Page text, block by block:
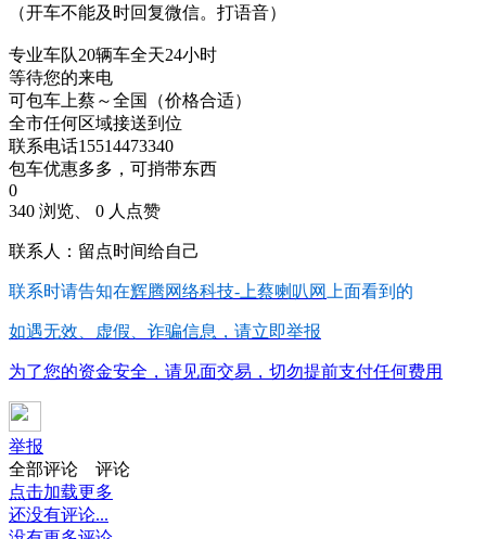
（开车不能及时回复微信。打语音）
专业车队20辆车全天24小时
等待您的来电
可包车上蔡～全国（价格合适）
全市任何区域接送到位
联系电话15514473340
包车优惠多多，可捎带东西
0
340 浏览、 0 人点赞
联系人：留点时间给自己
联系时请告知在辉腾网络科技-上蔡喇叭网 上面看到的
如遇无效、虚假、诈骗信息，请立即举报
为了您的资金安全，请见面交易，切勿提前支付任何费用
举报
全部评论
评论
点击加载更多
还没有评论...